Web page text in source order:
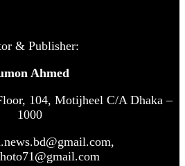
& Publisher:
Ahmed
104, Motijheel C/A Dhaka –
1000